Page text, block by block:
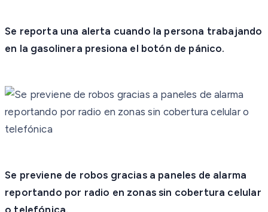
Se reporta una alerta cuando la persona trabajando
en la gasolinera presiona el botón de pánico.
Se previene de robos gracias a paneles de alarma
reportando por radio en zonas sin cobertura celular
o telefónica.